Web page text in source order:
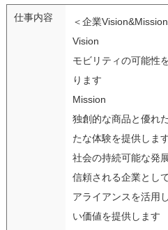
仕事内容
＜企業
Vision
モビリティの可能性
ります
Mission
独創的な商品と優れ
たな体験を提供しま
社会の持続可能な発
信頼される企業とし
アライアンスを活用
い価値を提供します